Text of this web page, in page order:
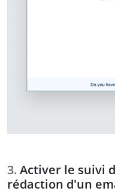
Activer le suivi
rédaction d'un